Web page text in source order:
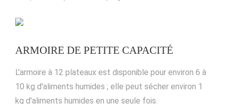
ARMOIRE DE PETITE CAPACITÉ
L'armoire à 12 plateaux est disponible pour environ 6 à
10 kg d'aliments humides ; elle peut sécher environ 1
kg d'aliments humides en une seule fois.